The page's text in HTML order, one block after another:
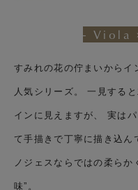
- Viola
すみれの花の佇まいからイ
人気シリーズ。 一見する
インに見えますが、 実は
て手描きで丁寧に描き込ん
ノジェスならではの柔らか
味”。